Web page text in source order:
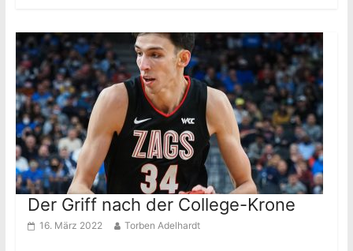
Der Griff nach der College-Krone
16. März 2022 Torben Adelhardt